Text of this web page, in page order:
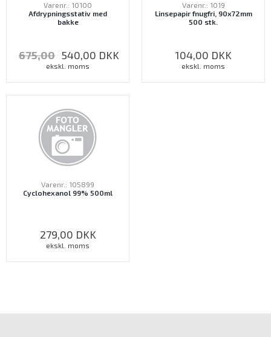
Varenr.: 10100
Afdrypningsstativ med
bakke
675,00 540,00 DKK
ekskl. moms
Varenr.: 1019
Linsepapir fnugfri, 90x72mm
500 stk.
104,00 DKK
ekskl. moms
Varenr.: 105899
Cyclohexanol 99% 500ml
279,00 DKK
ekskl. moms